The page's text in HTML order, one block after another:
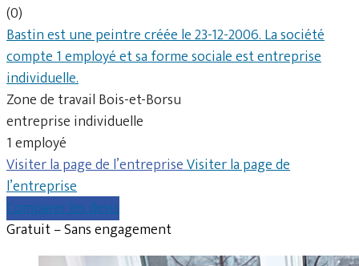
(0)
Bastin est une peintre créée le 23-12-2006. La société
compte 1 employé et sa forme sociale est entreprise
individuelle.
Zone de travail Bois-et-Borsu
entreprise individuelle
1 employé
Visiter la page de l’entrepriseVisiter la page de
l’entreprise
Comparer les devis
Gratuit – Sans engagement